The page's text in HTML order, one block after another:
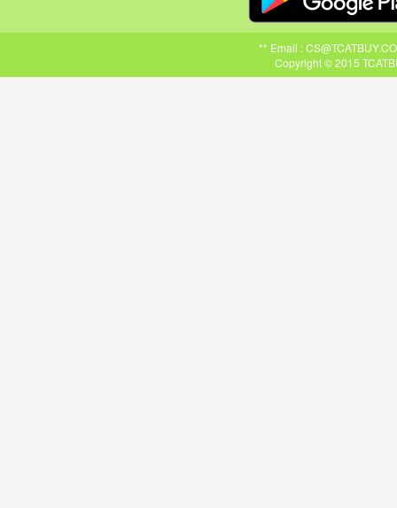
** Email :
Copyright © 2015